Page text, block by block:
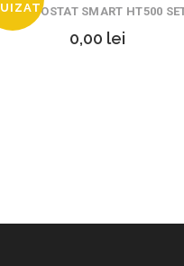
TERMOSTAT SMART HT500
0,00 lei